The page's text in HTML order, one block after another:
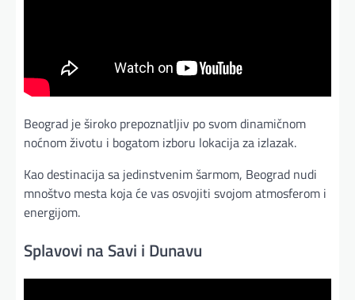
Beograd je široko prepoznatljiv po svom dinamičnom
noćnom životu i bogatom izboru lokacija za izlazak.
Kao destinacija sa jedinstvenim šarmom, Beograd nudi
mnoštvo mesta koja će vas osvojiti svojom atmosferom i
energijom.
Splavovi na Savi i Dunavu